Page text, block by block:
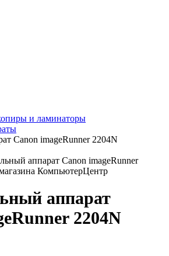
и ламинаторы
Canon imageRunner 2204N
аппарат
2204N